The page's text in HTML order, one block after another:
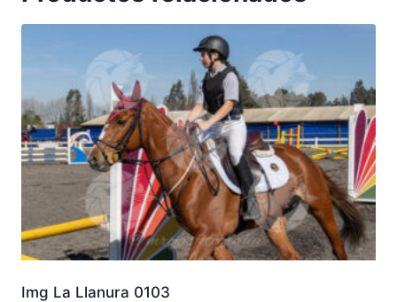
Img La Llanura 0103